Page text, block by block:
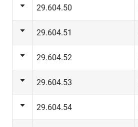
29.604.50
29.604.51
29.604.52
29.604.53
29.604.54